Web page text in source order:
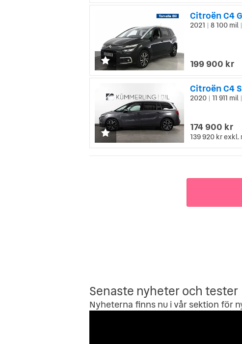
Citroën C4
2021 8 100 mil
199 900 kr
Citroën C4
2020 11 911 mil
174 900 kr
139 920 krexkl.
Senaste nyheter och tester
Nyheterna finns nu i vår sektion för